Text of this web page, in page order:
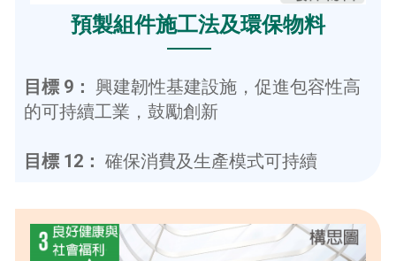
預製組件施工法及環保物料
目標 9： 興建韌性基建設施，促進包容性高
的可持續工業，鼓勵創新
目標 12： 確保消費及生產模式可持續